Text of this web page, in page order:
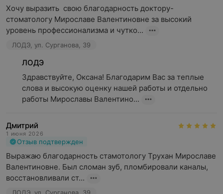
Хочу выразить  свою благодарность доктору-
стоматологу Мирославе Валентиновне за высокий
уровень профессионализма и чутко...
ЛОДЭ, ул. Сурганова, 39
ЛОДЭ
Здравствуйте, Оксана! Благодарим Вас за теплые
слова и высокую оценку нашей работы и отдельно
работы Мирославы Валентино...
Дмитрий
1 июня 2026
Отзыв подтвержден
Выражаю благодарность стамотологу Трухан Мирославе
Валентиновне. Был сломан зуб, пломбировали каналы,
восстановливали ст...